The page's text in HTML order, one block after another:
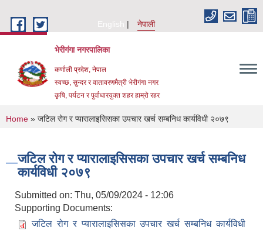
English
नेपाली
भेरीगंगा नगरपालिका
कर्णाली प्रदेश, नेपाल
स्वच्छ, सुन्दर र वातावरणमैत्री भेरीगंगा नगर
कृषि, पर्यटन र पुर्वाधारयुक्त शहर हाम्रो रहर
You are here
Home » जटिल रोग र प्यारालाइसिसका उपचार खर्च सम्बनिध कार्यविधी २०७९
जटिल रोग र प्यारालाइसिसका उपचार खर्च सम्बनिध
कार्यविधी २०७९
Submitted on: Thu, 05/09/2024 - 12:06
Supporting Documents:
जटिल रोग र प्यारालाइसिसका उपचार खर्च सम्बनिध कार्यविधी